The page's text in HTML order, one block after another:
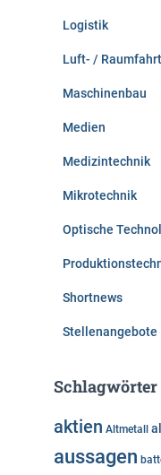
Logistik
Luft- / Raumfahrt
Maschinenbau
Medien
Medizintechnik
Mikrotechnik
Optische
Shortnews
Stellenangebote
Schlagwörter
aktien Altmetall
aussagen